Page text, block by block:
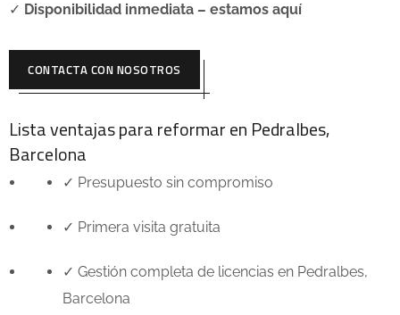
✓ Disponibilidad inmediata – estamos aquí
CONTACTA CON NOSOTROS
Lista ventajas para reformar en Pedralbes,
Barcelona
✓ Presupuesto sin compromiso
✓ Primera visita gratuita
✓ Gestión completa de licencias en Pedralbes,
Barcelona